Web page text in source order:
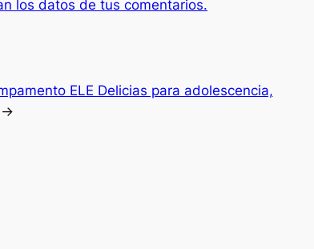
los datos de tus comentarios.
ELE Delicias para adolescencia,
→